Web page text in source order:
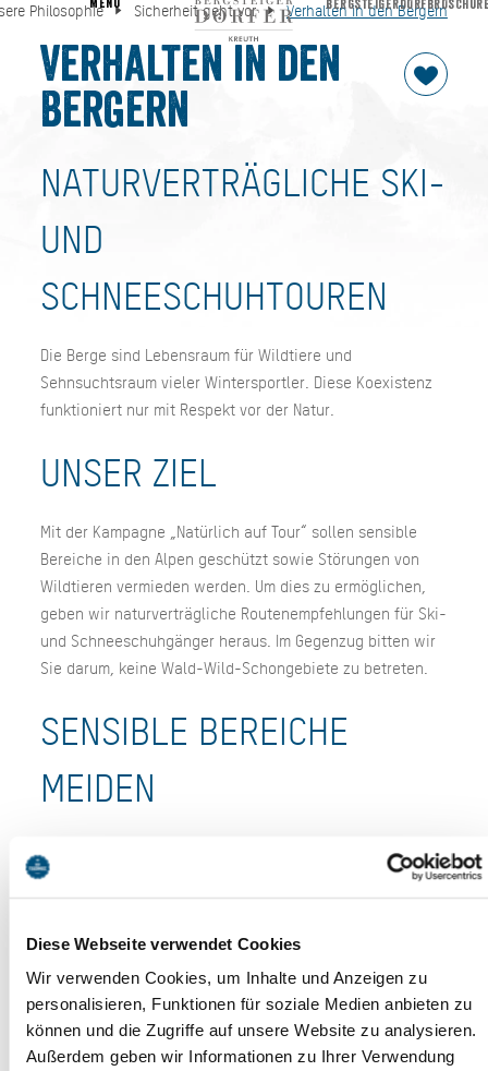
Diese Webseite verwendet Cookies
Wir verwenden Cookies, um Inhalte und Anzeigen zu
personalisieren, Funktionen für soziale Medien anbieten zu
können und die Zugriffe auf unsere Website zu analysieren.
Außerdem geben wir Informationen zu Ihrer Verwendung
Philosophie Sicherheit geht vor Verhalten in den Bergern
Verhalten in den
Bergern
NATURVERTRÄGLICHE SKI-
UND
SCHNEESCHUHTOUREN
Die Berge sind Lebensraum für Wildtiere und
Sehnsuchtsraum vieler Wintersportler. Diese Koexistenz
funktioniert nur mit Respekt vor der Natur.
UNSER ZIEL
Mit der Kampagne „Natürlich auf Tour“ sollen sensible
Bereiche in den Alpen geschützt sowie Störungen von
Wildtieren vermieden werden. Um dies zu ermöglichen,
geben wir naturverträgliche Routenempfehlungen für Ski-
und Schneeschuhgänger heraus. Im Gegenzug bitten wir
Sie darum, keine Wald-Wild-Schongebiete zu betreten.
SENSIBLE BEREICHE
MEIDEN
Lebensraum für gefährdete Tierarten, beispielsweise
Rauhfußhühner. Die Flucht bei Störungen der Tiere
durch Nahrungsknappheit kaum wiedergewonnen werden
kann. Häufige Störungen können zum Tod des Wildtieres
führen.
Unsere Routen- und Schutzgebietsempfehlungen helfen
Philosophie Sicherheit geht vor Verhalten in den Bergern
MENU